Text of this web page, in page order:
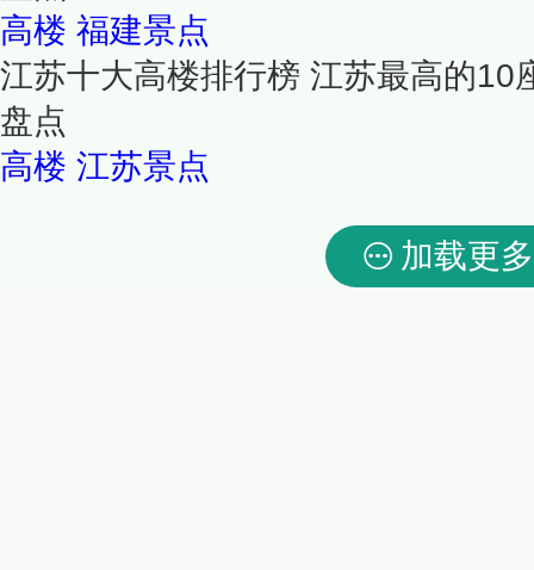
高楼 福建景点
江苏十大高楼排行榜 江苏最高的10
盘点
高楼 江苏景点
加载更多